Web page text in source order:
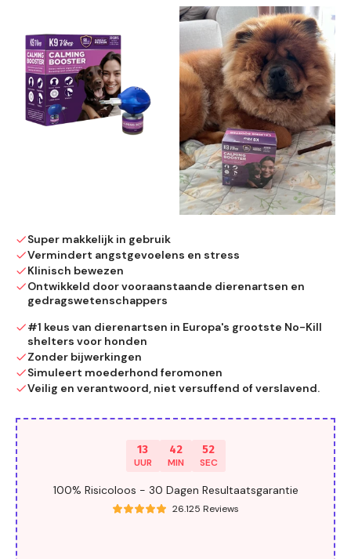
Super makkelijk in gebruik
Vermindert angstgevoelens en stress
Klinisch bewezen
Ontwikkeld door vooraanstaande dierenartsen en
gedragswetenschappers
#1 keus van dierenartsen in Europa's grootste No-Kill
shelters voor honden
Zonder bijwerkingen
Simuleert moederhond feromonen
Veilig en verantwoord, niet versuffend of verslavend.
13
UUR
42
MIN
51
SEC
100% Risicoloos - 30 Dagen Resultaatsgarantie
26.125 Reviews